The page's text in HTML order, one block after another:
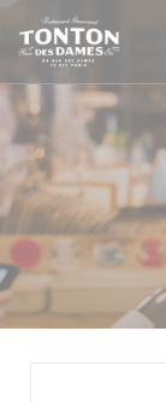
Personalizzazione delle